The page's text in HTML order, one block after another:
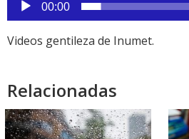
00:00
Videos gentileza de Inumet.
Relacionadas